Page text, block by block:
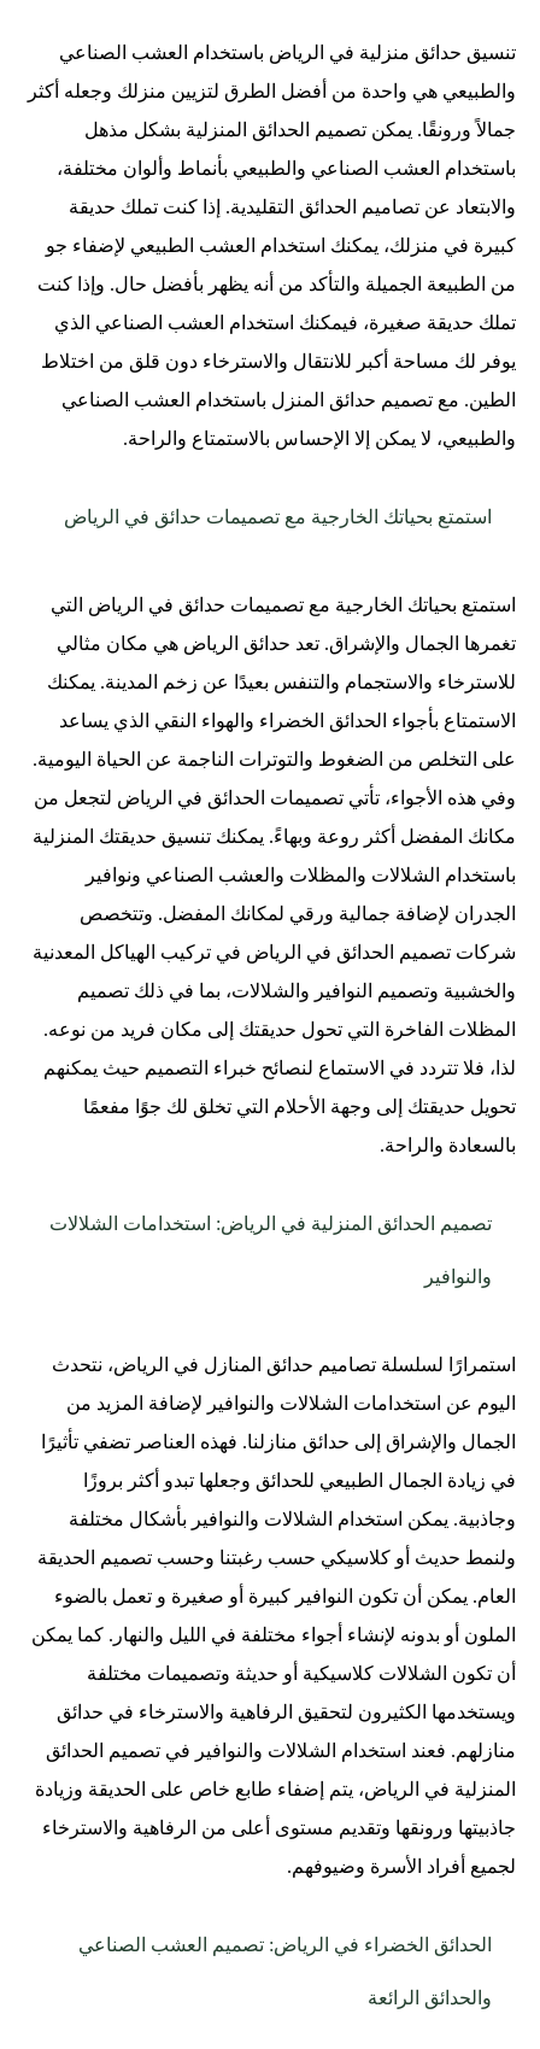
تنسيق حدائق منزلية في الرياض باستخدام العشب الصناعي
والطبيعي هي واحدة من أفضل الطرق لتزيين منزلك وجعله أكثر
جمالاً ورونقًا. يمكن تصميم الحدائق المنزلية بشكل مذهل
باستخدام العشب الصناعي والطبيعي بأنماط وألوان مختلفة،
والابتعاد عن تصاميم الحدائق التقليدية. إذا كنت تملك حديقة
كبيرة في منزلك، يمكنك استخدام العشب الطبيعي لإضفاء جو
من الطبيعة الجميلة والتأكد من أنه يظهر بأفضل حال. وإذا كنت
تملك حديقة صغيرة، فيمكنك استخدام العشب الصناعي الذي
يوفر لك مساحة أكبر للانتقال والاسترخاء دون قلق من اختلاط
الطين. مع تصميم حدائق المنزل باستخدام العشب الصناعي
والطبيعي، لا يمكن إلا الإحساس بالاستمتاع والراحة.
استمتع بحياتك الخارجية مع تصميمات حدائق في الرياض
استمتع بحياتك الخارجية مع تصميمات حدائق في الرياض التي
تغمرها الجمال والإشراق. تعد حدائق الرياض هي مكان مثالي
للاسترخاء والاستجمام والتنفس بعيدًا عن زخم المدينة. يمكنك
الاستمتاع بأجواء الحدائق الخضراء والهواء النقي الذي يساعد
على التخلص من الضغوط والتوترات الناجمة عن الحياة اليومية.
وفي هذه الأجواء، تأتي تصميمات الحدائق في الرياض لتجعل من
مكانك المفضل أكثر روعة وبهاءً. يمكنك تنسيق حديقتك المنزلية
باستخدام الشلالات والمظلات والعشب الصناعي ونوافير
الجدران لإضافة جمالية ورقي لمكانك المفضل. وتتخصص
شركات تصميم الحدائق في الرياض في تركيب الهياكل المعدنية
والخشبية وتصميم النوافير والشلالات، بما في ذلك تصميم
المظلات الفاخرة التي تحول حديقتك إلى مكان فريد من نوعه.
لذا، فلا تتردد في الاستماع لنصائح خبراء التصميم حيث يمكنهم
تحويل حديقتك إلى وجهة الأحلام التي تخلق لك جوًا مفعمًا
بالسعادة والراحة.
تصميم الحدائق المنزلية في الرياض: استخدامات الشلالات
والنوافير
استمرارًا لسلسلة تصاميم حدائق المنازل في الرياض، نتحدث
اليوم عن استخدامات الشلالات والنوافير لإضافة المزيد من
الجمال والإشراق إلى حدائق منازلنا. فهذه العناصر تضفي تأثيرًا
في زيادة الجمال الطبيعي للحدائق وجعلها تبدو أكثر بروزًا
وجاذبية. يمكن استخدام الشلالات والنوافير بأشكال مختلفة
ولنمط حديث أو كلاسيكي حسب رغبتنا وحسب تصميم الحديقة
العام. يمكن أن تكون النوافير كبيرة أو صغيرة و تعمل بالضوء
الملون أو بدونه لإنشاء أجواء مختلفة في الليل والنهار. كما يمكن
أن تكون الشلالات كلاسيكية أو حديثة وتصميمات مختلفة
ويستخدمها الكثيرون لتحقيق الرفاهية والاسترخاء في حدائق
منازلهم. فعند استخدام الشلالات والنوافير في تصميم الحدائق
المنزلية في الرياض، يتم إضفاء طابع خاص على الحديقة وزيادة
جاذبيتها ورونقها وتقديم مستوى أعلى من الرفاهية والاسترخاء
لجميع أفراد الأسرة وضيوفهم.
الحدائق الخضراء في الرياض: تصميم العشب الصناعي
والحدائق الرائعة